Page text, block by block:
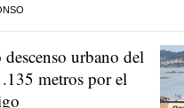
urbano del
metros por el